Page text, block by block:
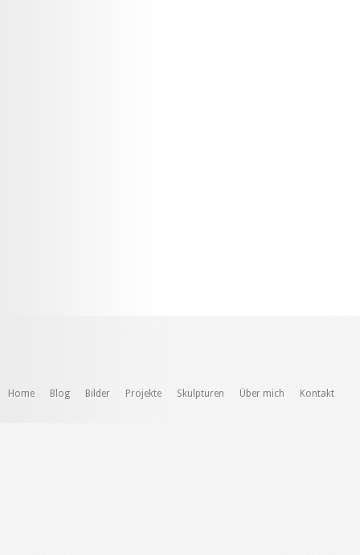
Home Blog Bilder Projekte Skulpturen Über mich Kontakt